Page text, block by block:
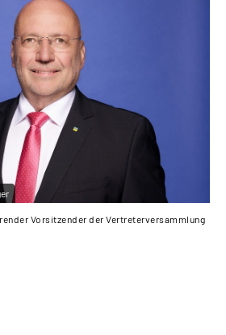
Vorsitzender der Vertreterversammlung